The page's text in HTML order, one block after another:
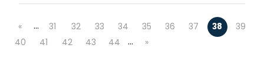
« … 31 32 33 34 35 36 37 38
39
40
41 42 43 44 … »